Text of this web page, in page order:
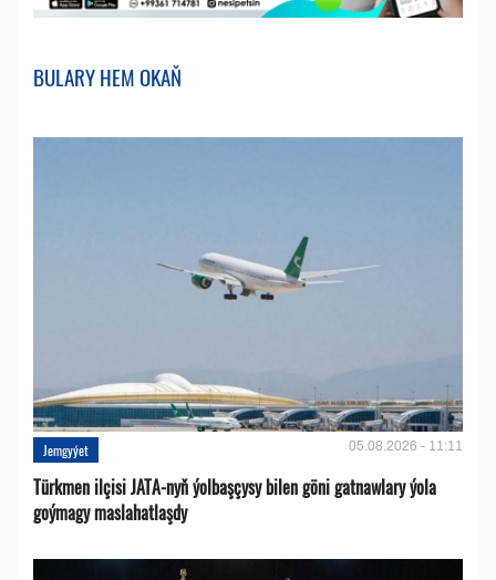
BULARY HEM OKAŇ
Jemgyýet 05.08.2026 - 11:11
Türkmen ilçisi JATA-nyň ýolbaşçysy bilen göni gatnawlary ýola
goýmagy maslahatlaşdy